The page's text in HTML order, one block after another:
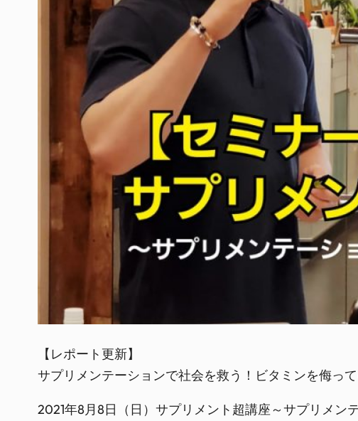
【レポート更新】
サプリメンテーションで社会を救う！ビタミンを侮っ
2021年8月8日（日）サプリメント超講座～サプリメン